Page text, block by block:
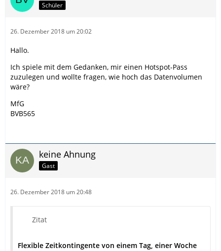
Schüler
26. Dezember 2018 um 20:02
Hallo.
Ich spiele mit dem Gedanken, mir einen Hotspot-Pass
zuzulegen und wollte fragen, wie hoch das Datenvolumen
wäre?
MfG
BVB565
keine Ahnung
Gast
26. Dezember 2018 um 20:48
Zitat
Flexible Zeitkontingente von einem Tag, einer Woche